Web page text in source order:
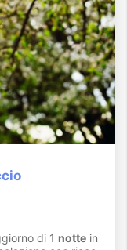
di 1 notte in